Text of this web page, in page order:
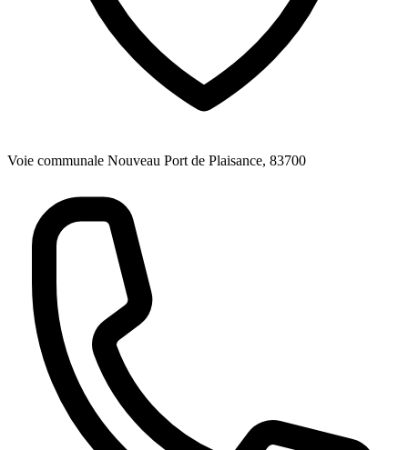
Voie communale Nouveau Port de Plaisance, 83700